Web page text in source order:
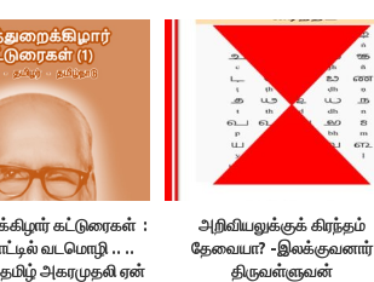
கட்டுரைகள் :
வடமொழி .. ..
தமிழ் அகரமுதலி ஏன்
அறிவியலுக்குக் கிரந்தம்
தேவையா? -இலக்குவனார்
திருவள்ளுவன்